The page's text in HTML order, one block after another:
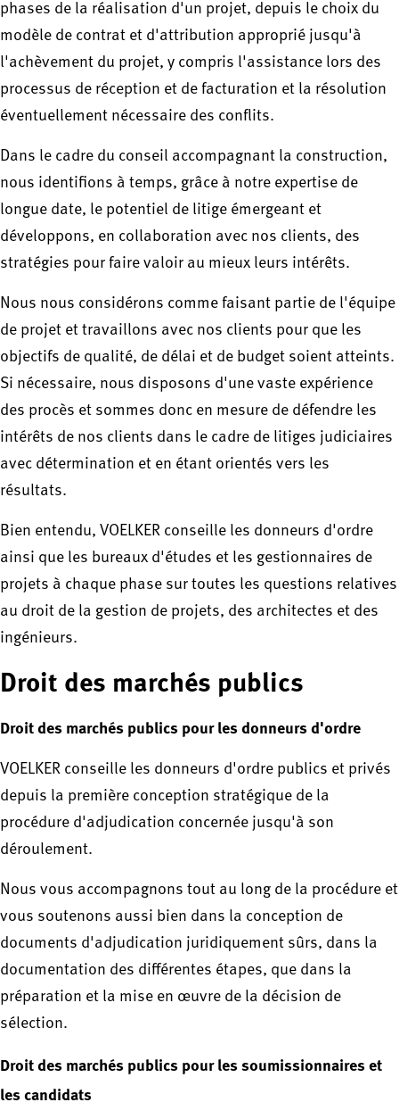
phases de la réalisation d'un projet, depuis le choix du
modèle de contrat et d'attribution approprié jusqu'à
l'achèvement du projet, y compris l'assistance lors des
processus de réception et de facturation et la résolution
éventuellement nécessaire des conflits.
Dans le cadre du conseil accompagnant la construction,
nous identifions à temps, grâce à notre expertise de
longue date, le potentiel de litige émergeant et
développons, en collaboration avec nos clients, des
stratégies pour faire valoir au mieux leurs intérêts.
Nous nous considérons comme faisant partie de l'équipe
de projet et travaillons avec nos clients pour que les
objectifs de qualité, de délai et de budget soient atteints.
Si nécessaire, nous disposons d'une vaste expérience
des procès et sommes donc en mesure de défendre les
intérêts de nos clients dans le cadre de litiges judiciaires
avec détermination et en étant orientés vers les
résultats.
Bien entendu, VOELKER conseille les donneurs d'ordre
ainsi que les bureaux d'études et les gestionnaires de
projets à chaque phase sur toutes les questions relatives
au droit de la gestion de projets, des architectes et des
ingénieurs.
Droit des marchés publics
Droit des marchés publics pour les donneurs d'ordre
VOELKER conseille les donneurs d'ordre publics et privés
depuis la première conception stratégique de la
procédure d'adjudication concernée jusqu'à son
déroulement.
Nous vous accompagnons tout au long de la procédure et
vous soutenons aussi bien dans la conception de
documents d'adjudication juridiquement sûrs, dans la
documentation des différentes étapes, que dans la
préparation et la mise en œuvre de la décision de
sélection.
Droit des marchés publics pour les soumissionnaires et
les candidats